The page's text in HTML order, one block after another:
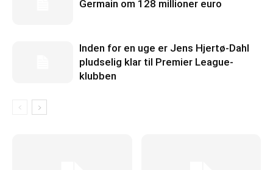
Germain om 128 millioner euro
Inden for en uge er Jens Hjertø-Dahl
pludselig klar til Premier League-
klubben